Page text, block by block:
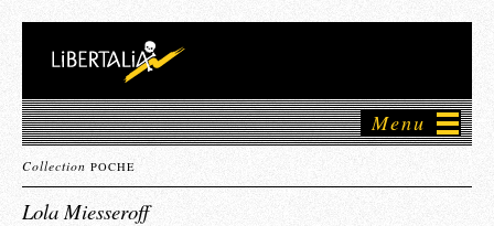
Menu
Collection POCHE
Lola Miesseroff